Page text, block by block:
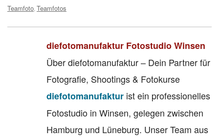
Teamfoto Teamfotos
diefotomanufaktur Fotostudio Winsen
Über diefotomanufaktur – Dein Partner für
Fotografie, Shootings & Fotokurse
diefotomanufaktur ist ein professionelles
Fotostudio in Winsen, gelegen zwischen
Hamburg und Lüneburg. Unser Team aus